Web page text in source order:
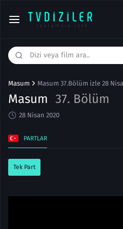
Masum Masum 37.Bölüm izle 28
Masum 37. Bölüm
28 Nisan 2020
PARTLAR
Tek Part